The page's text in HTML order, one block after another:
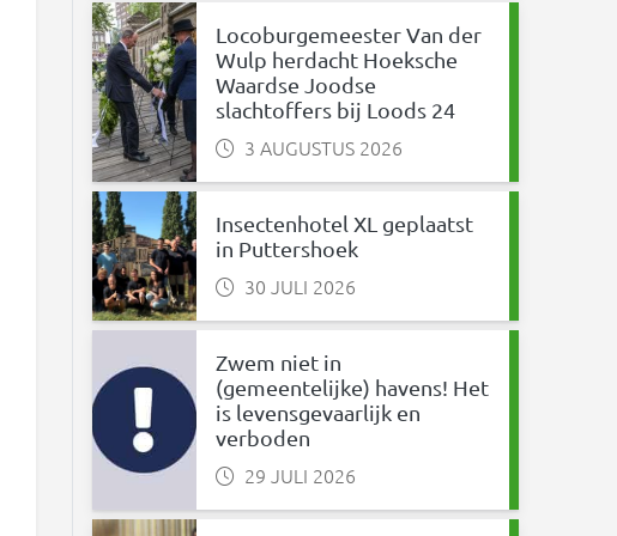
Locoburgemeester Van der
Wulp herdacht Hoeksche
Waardse Joodse
slachtoffers bij Loods 24
3 AUGUSTUS 2026
Insectenhotel XL geplaatst
in Puttershoek
30 JULI 2026
Zwem niet in
(gemeentelijke) havens! Het
is levensgevaarlijk en
verboden
29 JULI 2026